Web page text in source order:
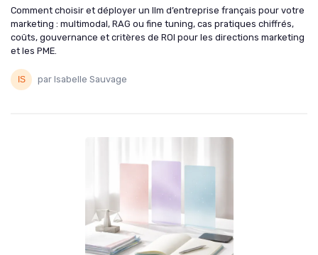
Comment choisir et déployer un llm d’entreprise français pour votre
marketing : multimodal, RAG ou fine tuning, cas pratiques chiffrés,
coûts, gouvernance et critères de ROI pour les directions marketing
et les PME.
par Isabelle Sauvage